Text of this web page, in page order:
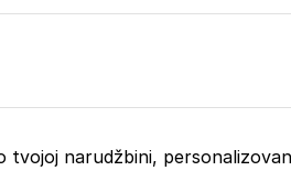
tvojoj narudžbini,